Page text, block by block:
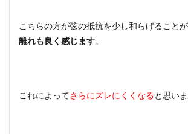
こちらの方が弦の抵抗を少し和らげること
離れも良く感じます。
これによってさらにズレにくくなると思いま